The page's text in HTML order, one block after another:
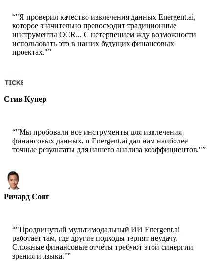
“"Я проверил качество извлечения данных Energent.ai,
которое значительно превосходит традиционные
инструменты OCR... С нетерпением жду возможности
использовать это в наших будущих финансовых
проектах."”
Стив Купер
“"Мы пробовали все инструменты для извлечения
финансовых данных, и Energent.ai дал нам наиболее
точные результаты для нашего анализа коэффициентов."”
Ричард Сонг
“"Продвинутый мультимодальный ИИ Energent.ai
работает там, где другие подходы терпят неудачу.
Сложные финансовые отчёты требуют этой синергии
зрения и языка."”